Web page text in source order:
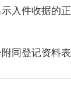
入件收据的
同登记资料表